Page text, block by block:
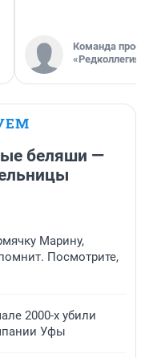
Команда
«Редколлегия»
беляши —
Марину,
Посмотрите,
2000-х убили
Уфы